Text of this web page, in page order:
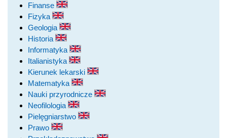
Finanse
Fizyka
Geologia
Historia
Informatyka
Italianistyka
Kierunek lekarski
Matematyka
Nauki przyrodnicze
Neofilologia
Pielęgniarstwo
Prawo